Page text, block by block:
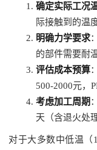
确定实际工况
际接触到的温
明确力学要求
的部件需要耐
评估成本预算
500-2000元，
考虑加工周期
天（含退火处理
对于大多数中低温